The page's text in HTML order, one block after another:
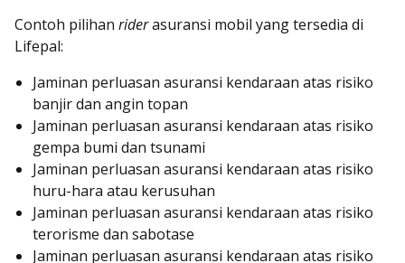
Contoh pilihan riderasuransi mobil yang tersedia di
Lifepal:
Jaminan perluasan asuransi kendaraan atas risiko
banjir dan angin topan
Jaminan perluasan asuransi kendaraan atas risiko
gempa bumi dan tsunami
Jaminan perluasan asuransi kendaraan atas risiko
huru-hara atau kerusuhan
Jaminan perluasan asuransi kendaraan atas risiko
terorisme dan sabotase
Jaminan perluasan asuransi kendaraan atas risiko